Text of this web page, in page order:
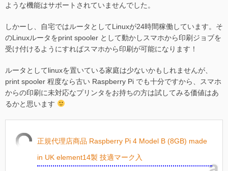
ような機能はサポートされていませんでした。
しかーし、自宅ではルータとしてLinuxが24時間稼働しています。そ
のLinuxルータをprint spooler として動かしスマホから印刷ジョブを
受け付けるようにすればスマホから印刷が可能になります！
ルータとしてlinuxを置いている家庭は少ないかもしれませんが、
print spooler 程度なら古い Raspberry Pi でも十分ですから、スマホ
からの印刷に未対応なプリンタをお持ちの方は試してみる価値はあ
るかと思います
正規代理店商品 Raspberry Pi 4 Model B (8GB) made
in UK element14製 技適マーク入